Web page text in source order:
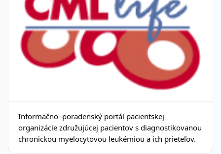
Informačno–poradenský portál pacientskej
organizácie združujúcej pacientov s diagnostikovanou
chronickou myelocytovou leukémiou a ich prieteľov.